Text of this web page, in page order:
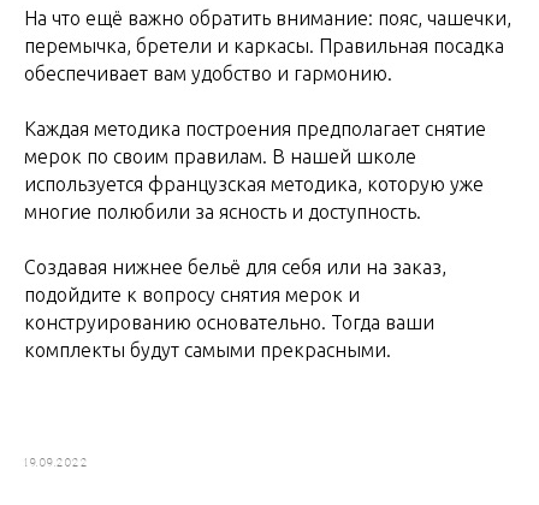
На что ещё важно обратить внимание: пояс, чашечки,
перемычка, бретели и каркасы. Правильная посадка
обеспечивает вам удобство и гармонию.
Каждая методика построения предполагает снятие
мерок по своим правилам. В нашей школе
используется французская методика, которую уже
многие полюбили за ясность и доступность.
Создавая нижнее бельё для себя или на заказ,
подойдите к вопросу снятия мерок и
конструированию основательно. Тогда ваши
комплекты будут самыми прекрасными.
19.09.2022